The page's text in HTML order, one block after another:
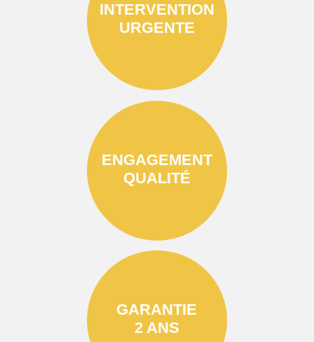
INTERVENTION
URGENTE
ENGAGEMENT
QUALITÉ
GARANTIE
2 ANS